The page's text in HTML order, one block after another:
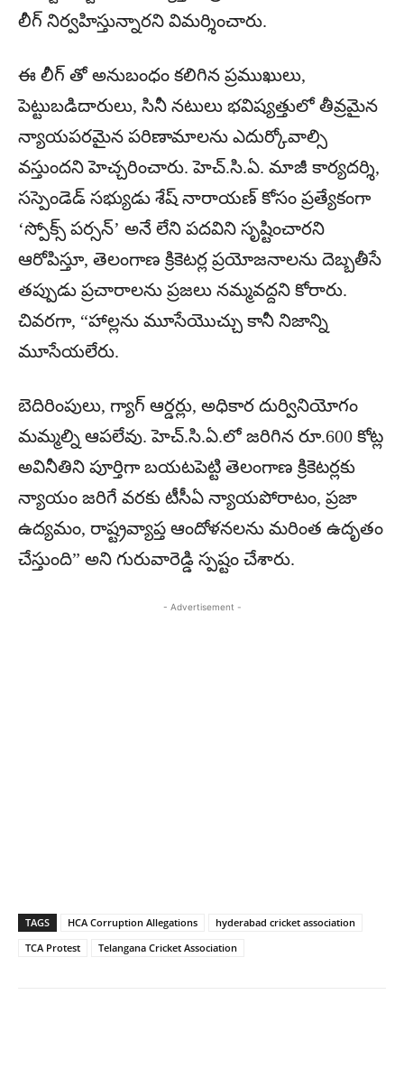
లీగ్ నిర్వహిస్తున్నారని విమర్శించారు.
ఈ లీగ్ తో అనుబంధం కలిగిన ప్రముఖులు,
పెట్టుబడిదారులు, సినీ నటులు భవిష్యత్తులో తీవ్రమైన
న్యాయపరమైన పరిణామాలను ఎదుర్కోవాల్సి
వస్తుందని హెచ్చరించారు. హెచ్.సి.ఏ. మాజీ కార్యదర్శి,
సస్పెండెడ్ సభ్యుడు శేష్ నారాయణ్ కోసం ప్రత్యేకంగా
‘స్పోక్స్ పర్సన్’ అనే లేని పదవిని సృష్టించారని
ఆరోపిస్తూ, తెలంగాణ క్రికెటర్ల ప్రయోజనాలను దెబ్బతీసే
తప్పుడు ప్రచారాలను ప్రజలు నమ్మవద్దని కోరారు.
చివరగా, “హాల్లను మూసేయొచ్చు కానీ నిజాన్ని
మూసేయలేరు.
బెదిరింపులు, గ్యాగ్ ఆర్డర్లు, అధికార దుర్వినియోగం
మమ్మల్ని ఆపలేవు. హెచ్.సి.ఏ.లో జరిగిన రూ.600 కోట్ల
అవినీతిని పూర్తిగా బయటపెట్టి తెలంగాణ క్రికెటర్లకు
న్యాయం జరిగే వరకు టీసీఏ న్యాయపోరాటం, ప్రజా
ఉద్యమం, రాష్ట్రవ్యాప్త ఆందోళనలను మరింత ఉదృతం
చేస్తుంది” అని గురువారెడ్డి స్పష్టం చేశారు.
- Advertisement -
TAGS HCA Corruption Allegations
hyderabad cricket association
TCA Protest
Telangana Cricket Association